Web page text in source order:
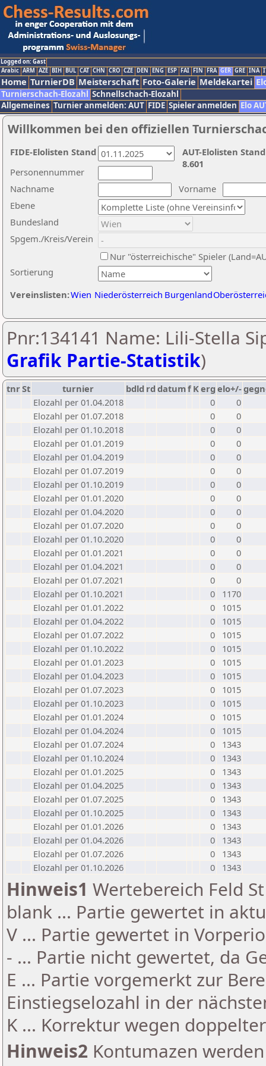
Logged on: Gast
Arabic ARM AZE BIH BUL CAT CHN CRO CZE DEN ENG ESP FAI FIN FRA GER GRE INA
Home TurnierDB Meisterschaft Foto-Galerie Meldekartei
Turnierschach-Elozahl Schnellschach-Elozahl
Allgemeines Turnier anmelden: AUT FIDE Spieler anmelden Elo
Willkommen bei den offiziellen
Nachname
Vorname
Ebene
Sortierung
Personennummer
Bundesland
Spgem./Kreis/Verein
Nur "österreichische" Spieler
Vereinslisten:Wien Niederösterreich Burgenland
AUT-Elolisten
8.601
FIDE-Elolisten Stand
Pnr:134141 Name: Lili-Stella
Grafik Partie-Statistik)
tnrSt turnier bdld rd datumf Kerg elo+/-
Elozahl per 01.04.2018
0
0
Elozahl per 01.07.2018
0
0
Elozahl per 01.10.2018
0
0
Elozahl per 01.01.2019
0
0
Elozahl per 01.04.2019
0
0
Elozahl per 01.07.2019
0
0
Elozahl per 01.10.2019
0
0
Elozahl per 01.01.2020
0
0
Elozahl per 01.04.2020
0
0
Elozahl per 01.07.2020
0
0
Elozahl per 01.10.2020
0
0
Elozahl per 01.01.2021
0
0
Elozahl per 01.04.2021
0
0
Elozahl per 01.07.2021
0
0
Elozahl per 01.10.2021
0
1170
Elozahl per 01.01.2022
0
1015
Elozahl per 01.04.2022
0
1015
Elozahl per 01.07.2022
0
1015
Elozahl per 01.10.2022
0
1015
Elozahl per 01.01.2023
0
1015
Elozahl per 01.04.2023
0
1015
Elozahl per 01.07.2023
0
1015
Elozahl per 01.10.2023
0
1015
Elozahl per 01.01.2024
0
1015
Elozahl per 01.04.2024
0
1015
Elozahl per 01.07.2024
0
1343
Elozahl per 01.10.2024
0
1343
Elozahl per 01.01.2025
0
1343
Elozahl per 01.04.2025
0
1343
Elozahl per 01.07.2025
0
1343
Elozahl per 01.10.2025
0
1343
Elozahl per 01.01.2026
0
1343
Elozahl per 01.04.2026
0
1343
Elozahl per 01.07.2026
0
1343
Elozahl per 01.10.2026
0 1343
Hinweis1 Wertebereich Feld
blank ... Partie gewertet in
V ... Partie gewertet in
- ... Partie nicht gewertet, da
E ... Partie vorgemerkt zur
Einstiegselozahl in der
K ... Korrektur wegen
Hinweis2 Kontumazen